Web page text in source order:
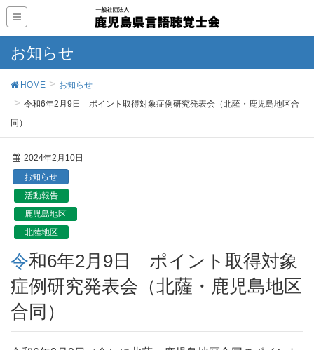
お知らせ
HOME
お知らせ
令和6年2月9日 ポイント取得対象症例研究発表会（北薩・鹿児島地区合
同）
2024年2月10日
お知らせ
活動報告
鹿児島地区
北薩地区
令和6年2月9日 ポイント取得対象
症例研究発表会（北薩・鹿児島地区
合同）